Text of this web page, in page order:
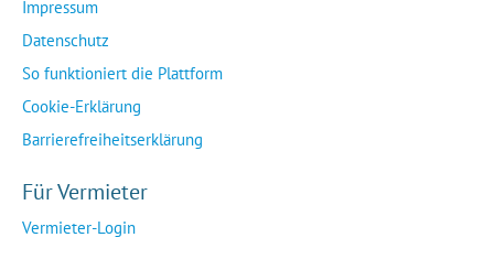
Impressum
Datenschutz
So funktioniert die Plattform
Cookie-Erklärung
Barrierefreiheitserklärung
Für Vermieter
Vermieter-Login